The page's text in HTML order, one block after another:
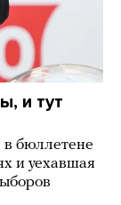
и тут
бюллетене
и уехавшая